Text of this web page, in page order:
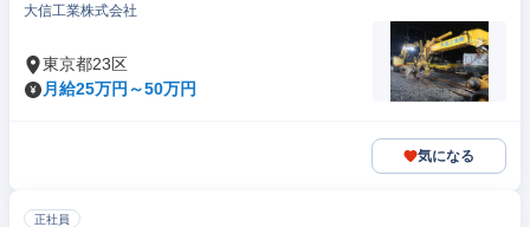
大信工業株式会社
東京都23区
月給25万円～50万円
気になる
正社員